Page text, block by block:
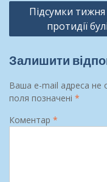
Підсумки
протидії
Залишити
Ваша e-mail адреса не
поля позначені *
Коментар *